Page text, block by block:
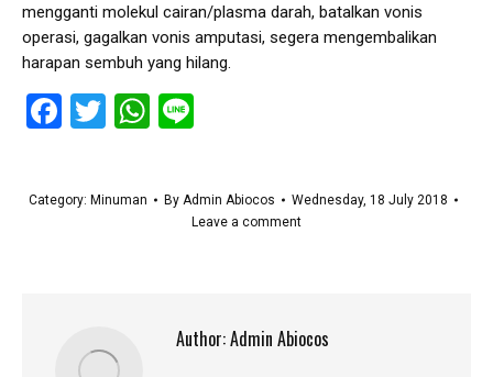
mengganti molekul cairan/plasma darah, batalkan vonis
operasi, gagalkan vonis amputasi, segera mengembalikan
harapan sembuh yang hilang.
Facebook
TwitterWhatsApp
Category: Minuman By Admin Abiocos
Wednesday, 18 July 2018
Leave a comment
Author:Admin Abiocos